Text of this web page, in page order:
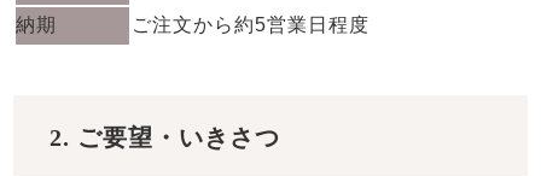
納期
ご注文から約5営業日程度
2. ご要望・いきさつ